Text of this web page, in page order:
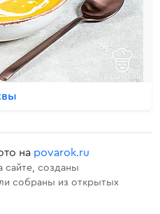
на povarok.ru
сайте, созданы
собраны из открытых